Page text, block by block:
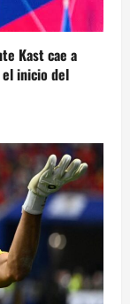
Kast cae a
inicio del